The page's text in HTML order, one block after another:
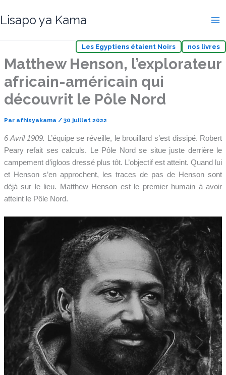
au
contenu
Lisapo ya Kama
nos livres
Les Egyptiens étaient Noirs
Matthew Henson, l’explorateur
africain-américain qui
découvrit le Pôle Nord
Par afhisyakama / 30 juillet 2022
6 Avril 1909. L’équipe se réveille, le brouillard s’est dissipé. Robert
Peary refait ses calculs. Le Pôle Nord se situe juste derrière le
campement d’igloos dressé plus tôt. L’objectif est atteint. Quand lui
et Henson s’en approchent, les traces de pas de Henson sont
déjà sur le lieu. Matthew Henson est le premier humain à avoir
atteint le Pôle Nord.